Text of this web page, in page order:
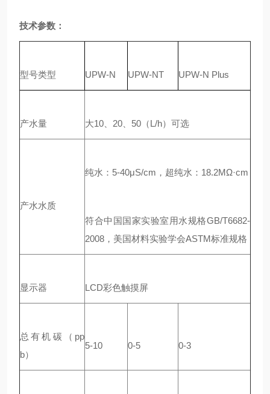
技术参数：
型号类型 UPW-N UPW-NT UPW-N Plus
产水量 大10、20、50（L/h）可选
产水水质
纯水：5-40μS/cm，超纯水：18.2MΩ·cm
符合中国国家实验室用水规格GB/T6682-
2008，美国材料实验学会ASTM标准规格
显示器 LCD彩色触摸屏
总有机碳（pp
b）
5-10 0-5 0-3